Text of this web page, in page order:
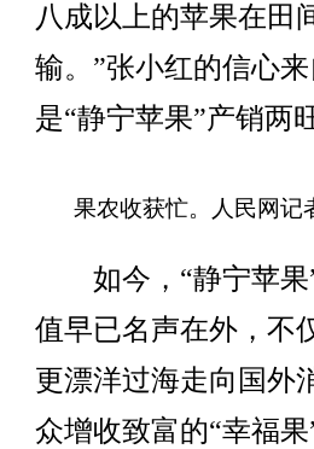
八成以上的苹果在田
输。”张小红的信心
是“静宁苹果”产销两
果农收获忙。人民网记
如今，“静宁苹果”
值早已名声在外，不
更漂洋过海走向国外
众增收致富的“幸福